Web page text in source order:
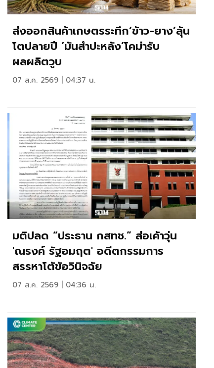
ส่งออกสินค้าเกษตรระทึก‘ข้าว-ยาง’ลุ้น
โตปลายปี ‘มันสำปะหลัง’โคม่ารับ
ผลผลิตวูบ
07 ส.ค. 2569 | 04:37 น.
มติปลด “ประธาน กสทช.” ส่อเค้าวุ่น
'ณรงค์ รัฐอมฤต' อดีตกรรมการ
สรรหาโต้ข้อวินิจฉัย
07 ส.ค. 2569 | 04:36 น.